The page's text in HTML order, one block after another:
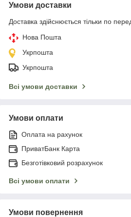
Умови доставки
Доставка здійснюється тільки по
Нова Пошта
Укрпошта
Укрпошта
Всі умови доставки
Умови оплати
Оплата на рахунок
ПриватБанк Карта
Безготівковий розрахунок
Всі умови оплати
Умови повернення